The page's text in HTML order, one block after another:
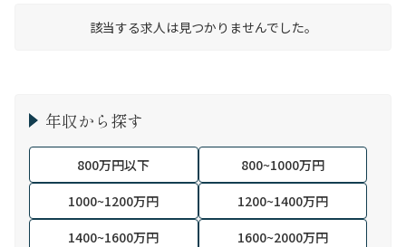
該当する求人は見つかりませんでした。
年収から探す
800万円以下
800~1000万円
1000~1200万円
1200~1400万円
1400~1600万円
1600~2000万円